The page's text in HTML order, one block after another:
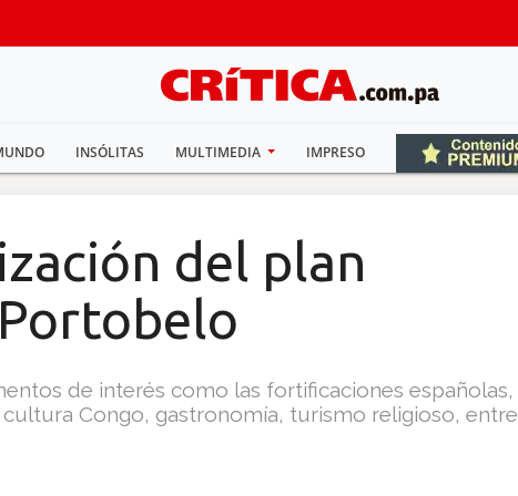
INSÓLITAS MULTIMEDIA IMPRESO
del plan
de interés como las fortificaciones españolas,
Congo, gastronomía, turismo religioso, entre